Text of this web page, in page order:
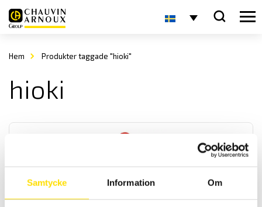
Samtycke Information Om
Hem Produkter taggade "hioki"
hioki